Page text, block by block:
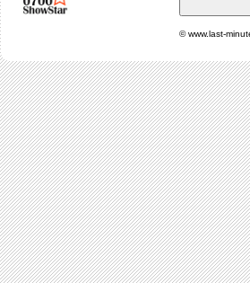
© www.last-